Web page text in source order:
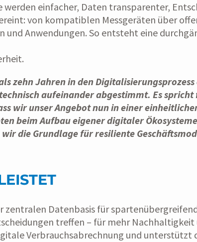
einfacher, Daten transparenter,
von kompatiblen Messgeräten über
Anwendungen. So entsteht eine
zehn Jahren in den
aufeinander abgestimmt. Es
wir unser Angebot nun in einer
beim Aufbau eigener digitaler
wir die Grundlage für resiliente
Datenbasis für
treffen – für mehr
Verbrauchsabrechnung und unterstützt